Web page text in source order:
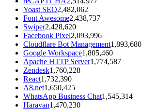
Yoast SEO2,482,062
Font Awesome2,438,737
Swiper2,428,620
Facebook Pixel2,093,996
Cloudflare Bot Management1,893,680
Google Workspace1,805,460
Apache HTTP Server1,774,587
Zendesk1,760,228
React1,732,390
A8.net1,650,425
WhatsApp Business Chat1,545,314
Haravan1,470,230